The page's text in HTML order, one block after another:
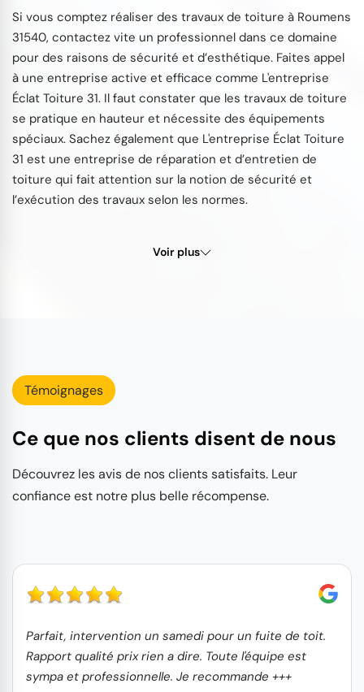
Si vous comptez réaliser des travaux de toiture à Roumens
31540, contactez vite un professionnel dans ce domaine
pour des raisons de sécurité et d’esthétique. Faites appel
à une entreprise active et efficace comme L'entreprise
Éclat Toiture 31. Il faut constater que les travaux de toiture
se pratique en hauteur et nécessite des équipements
spéciaux. Sachez également que L'entreprise Éclat Toiture
31 est une entreprise de réparation et d’entretien de
toiture qui fait attention sur la notion de sécurité et
l’exécution des travaux selon les normes.
Voir plus
Témoignages
Ce que nos clients disent de nous
Découvrez les avis de nos clients satisfaits. Leur
confiance est notre plus belle récompense.
Parfait, intervention un samedi pour un fuite de toit.
Rapport qualité prix rien a dire. Toute l'équipe est
sympa et professionnelle. Je recommande +++